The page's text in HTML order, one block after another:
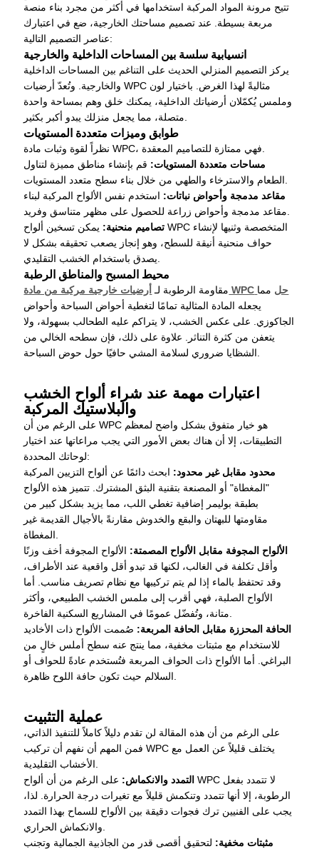
تتيح مرونة المواد المركبة استخدامها في أكثر من مجرد بناء منصة
مربعة بسيطة. عند تصميم مساحتك الخارجية، ضع في اعتبارك
عناصر التصميم التالية:
انسيابية سلسة بين المساحات الداخلية والخارجية
يركز التصميم المنزلي الحديث على التناغم بين المساحات الداخلية
والخارجية. وتُعدّ أرضيات WPC مثاليةً لهذا الغرض. باختيار لون
وملمس يُكمّلان أرضياتك الداخلية، يمكنك خلق وهم بمساحة واحدة
طوابق وميزات متعددة المستويات
مساحات متعددة المستويات: قم بإنشاء مناطق مميزة لتناول
مقاعد مدمجة وأحواض نباتات: استخدم نفس الألواح المركبة لبناء
تصاميم منحنية: يمكن تسخين ألواح WPC المتخصصة وثنيها لإنشاء
حواف منحنية أنيقة للسطح، وهو إنجاز يصعب تحقيقه بشكل لا
محيط المسبح والمناطق الرطبة
مقاومة الرطوبة لـ أرضيات خارجية مركبة من مادة WPC حل مما
يجعله المادة المثالية تمامًا لتغطية أحواض السباحة وأحواض
الجاكوزي. على عكس الخشب، لا يتراكم عليه الطحالب بسهولة، ولا
يتعفن من كثرة التناثر. علاوة على ذلك، فإن سطحه الخالي من
اعتبارات مهمة عند شراء ألواح الخشب
والبلاستيك المركبة
على الرغم من أن WPC هو خيار متفوق بشكل واضح لمعظم
التطبيقات، إلا أن هناك بعض الأمور التي يجب مراعاتها عند اختيار
لوحاتك المحددة:
محدود مقابل غير محدود: ابحث دائمًا عن ألواح التزيين المركبة
"المغطاة" أو المصنعة بتقنية البثق المشترك. تتميز هذه الألواح
بطبقة بوليمر إضافية تغطي اللب، مما يزيد بشكل كبير من
مقاومتها للبهتان والبقع والخدوش مقارنةً بالأجيال القديمة غير
الألواح المجوفة مقابل الألواح المصمتة: الألواح المجوفة أخف وزنًا
وأقل تكلفة في الغالب، لكنها قد تبدو أقل واقعية عند الأطراف،
وقد تحتفظ بالماء إذا لم يتم تركيبها مع نظام تصريف مناسب. أما
الألواح الصلبة، فهي أقرب إلى ملمس الخشب الطبيعي، وأكثر
الحافة المحززة مقابل الحافة المربعة: صُممت الألواح ذات الأخاديد
للاستخدام مع مثبتات مخفية، مما ينتج عنه سطح أملس خالٍ من
البراغي. أما الألواح ذات الحواف المربعة فتُستخدم عادةً للحواف أو
عملية التثبيت
على الرغم من أن هذه المقالة لن تقدم دليلاً كاملاً للتنفيذ الذاتي،
فمن المهم أن نفهم أن تركيب WPC يختلف قليلاً عن العمل مع
التمدد والانكماش: على الرغم من أن ألواح WPC لا تتمدد بفعل
الرطوبة، إلا أنها تتمدد وتنكمش قليلاً مع تغيرات درجة الحرارة. لذا،
يجب على الفنيين ترك فجوات دقيقة بين الألواح للسماح بهذا التمدد
مثبتات مخفية: لتحقيق أقصى قدر من الجاذبية الجمالية وتجنب